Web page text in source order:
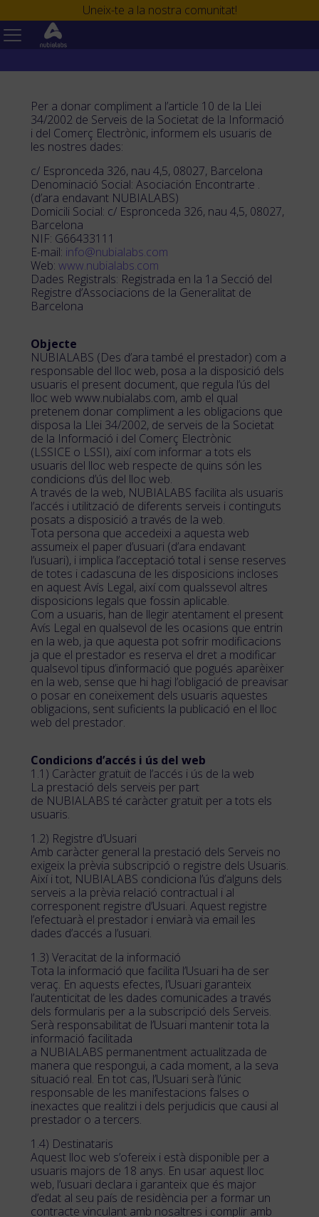
Uneix-te a la nostra comunitat!
Per a donar compliment a l’article 10 de la Llei
34/2002 de Serveis de la Societat de la Informació
i del Comerç Electrònic, informem els usuaris de
les nostres dades:
c/ Espronceda 326, nau 4,5, 08027, Barcelona
Denominació Social: Asociación Encontrarte .
(d’ara endavant NUBIALABS)
Domicili Social: c/ Espronceda 326, nau 4,5, 08027,
Barcelona
NIF: G66433111
E-mail: info@nubialabs.com
Web: www.nubialabs.com
Dades Registrals: Registrada en la 1a Secció del
Registre d’Associacions de la Generalitat de
Barcelona
Objecte
NUBIALABS (Des d’ara també el prestador) com a
responsable del lloc web, posa a la disposició dels
usuaris el present document, que regula l’ús del
lloc web www.nubialabs.com, amb el qual
pretenem donar compliment a les obligacions que
disposa la Llei 34/2002, de serveis de la Societat
de la Informació i del Comerç Electrònic
(LSSICE o LSSI), així com informar a tots els
usuaris del lloc web respecte de quins són les
condicions d’ús del lloc web.
A través de la web, NUBIALABS facilita als usuaris
l’accés i utilització de diferents serveis i continguts
posats a disposició a través de la web.
Tota persona que accedeixi a aquesta web
assumeix el paper d’usuari (d’ara endavant
l’usuari), i implica l’acceptació total i sense reserves
de totes i cadascuna de les disposicions incloses
en aquest Avís Legal, així com qualssevol altres
disposicions legals que fossin aplicable.
Com a usuaris, han de llegir atentament el present
Avís Legal en qualsevol de les ocasions que entrin
en la web, ja que aquesta pot sofrir modificacions
ja que el prestador es reserva el dret a modificar
qualsevol tipus d’informació que pogués aparèixer
en la web, sense que hi hagi l’obligació de preavisar
o posar en coneixement dels usuaris aquestes
obligacions, sent suficients la publicació en el lloc
web del prestador.
Condicions d’accés i ús del web
1.1) Caràcter gratuït de l’accés i ús de la web
La prestació dels serveis per part
de NUBIALABS té caràcter gratuït per a tots els
usuaris.
1.2) Registre d’Usuari
Amb caràcter general la prestació dels Serveis no
exigeix la prèvia subscripció o registre dels Usuaris.
Així i tot, NUBIALABS condiciona l’ús d’alguns dels
serveis a la prèvia relació contractual i al
corresponent registre d’Usuari. Aquest registre
l’efectuarà el prestador i enviarà via email les
dades d’accés a l’usuari.
1.3) Veracitat de la informació
Tota la informació que facilita l’Usuari ha de ser
veraç. En aquests efectes, l’Usuari garanteix
l’autenticitat de les dades comunicades a través
dels formularis per a la subscripció dels Serveis.
Serà responsabilitat de l’Usuari mantenir tota la
informació facilitada
a NUBIALABS permanentment actualitzada de
manera que respongui, a cada moment, a la seva
situació real. En tot cas, l’Usuari serà l’únic
responsable de les manifestacions falses o
inexactes que realitzi i dels perjudicis que causi al
prestador o a tercers.
1.4) Destinataris
Aquest lloc web s’ofereix i està disponible per a
usuaris majors de 18 anys. En usar aquest lloc
web, l’usuari declara i garanteix que és major
d’edat al seu país de residència per a formar un
contracte vinculant amb nosaltres i complir amb